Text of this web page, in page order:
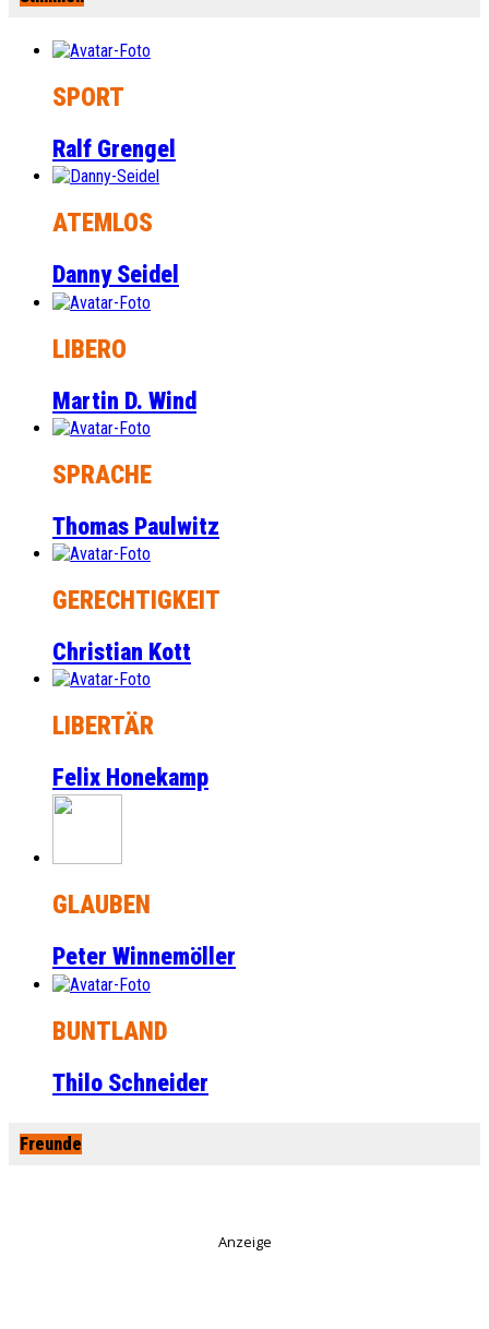
SPORT
Ralf Grengel
ATEMLOS
Danny Seidel
LIBERO
Martin D. Wind
SPRACHE
Thomas Paulwitz
GERECHTIGKEIT
Christian Kott
LIBERTÄR
Felix Honekamp
GLAUBEN
Peter Winnemöller
BUNTLAND
Thilo Schneider
Freunde
Anzeige